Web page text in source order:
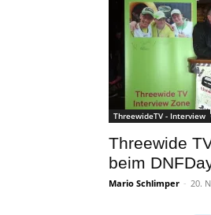
ThreewideTV - Interview
Threewide
beim
Mario Schlimper - 20.